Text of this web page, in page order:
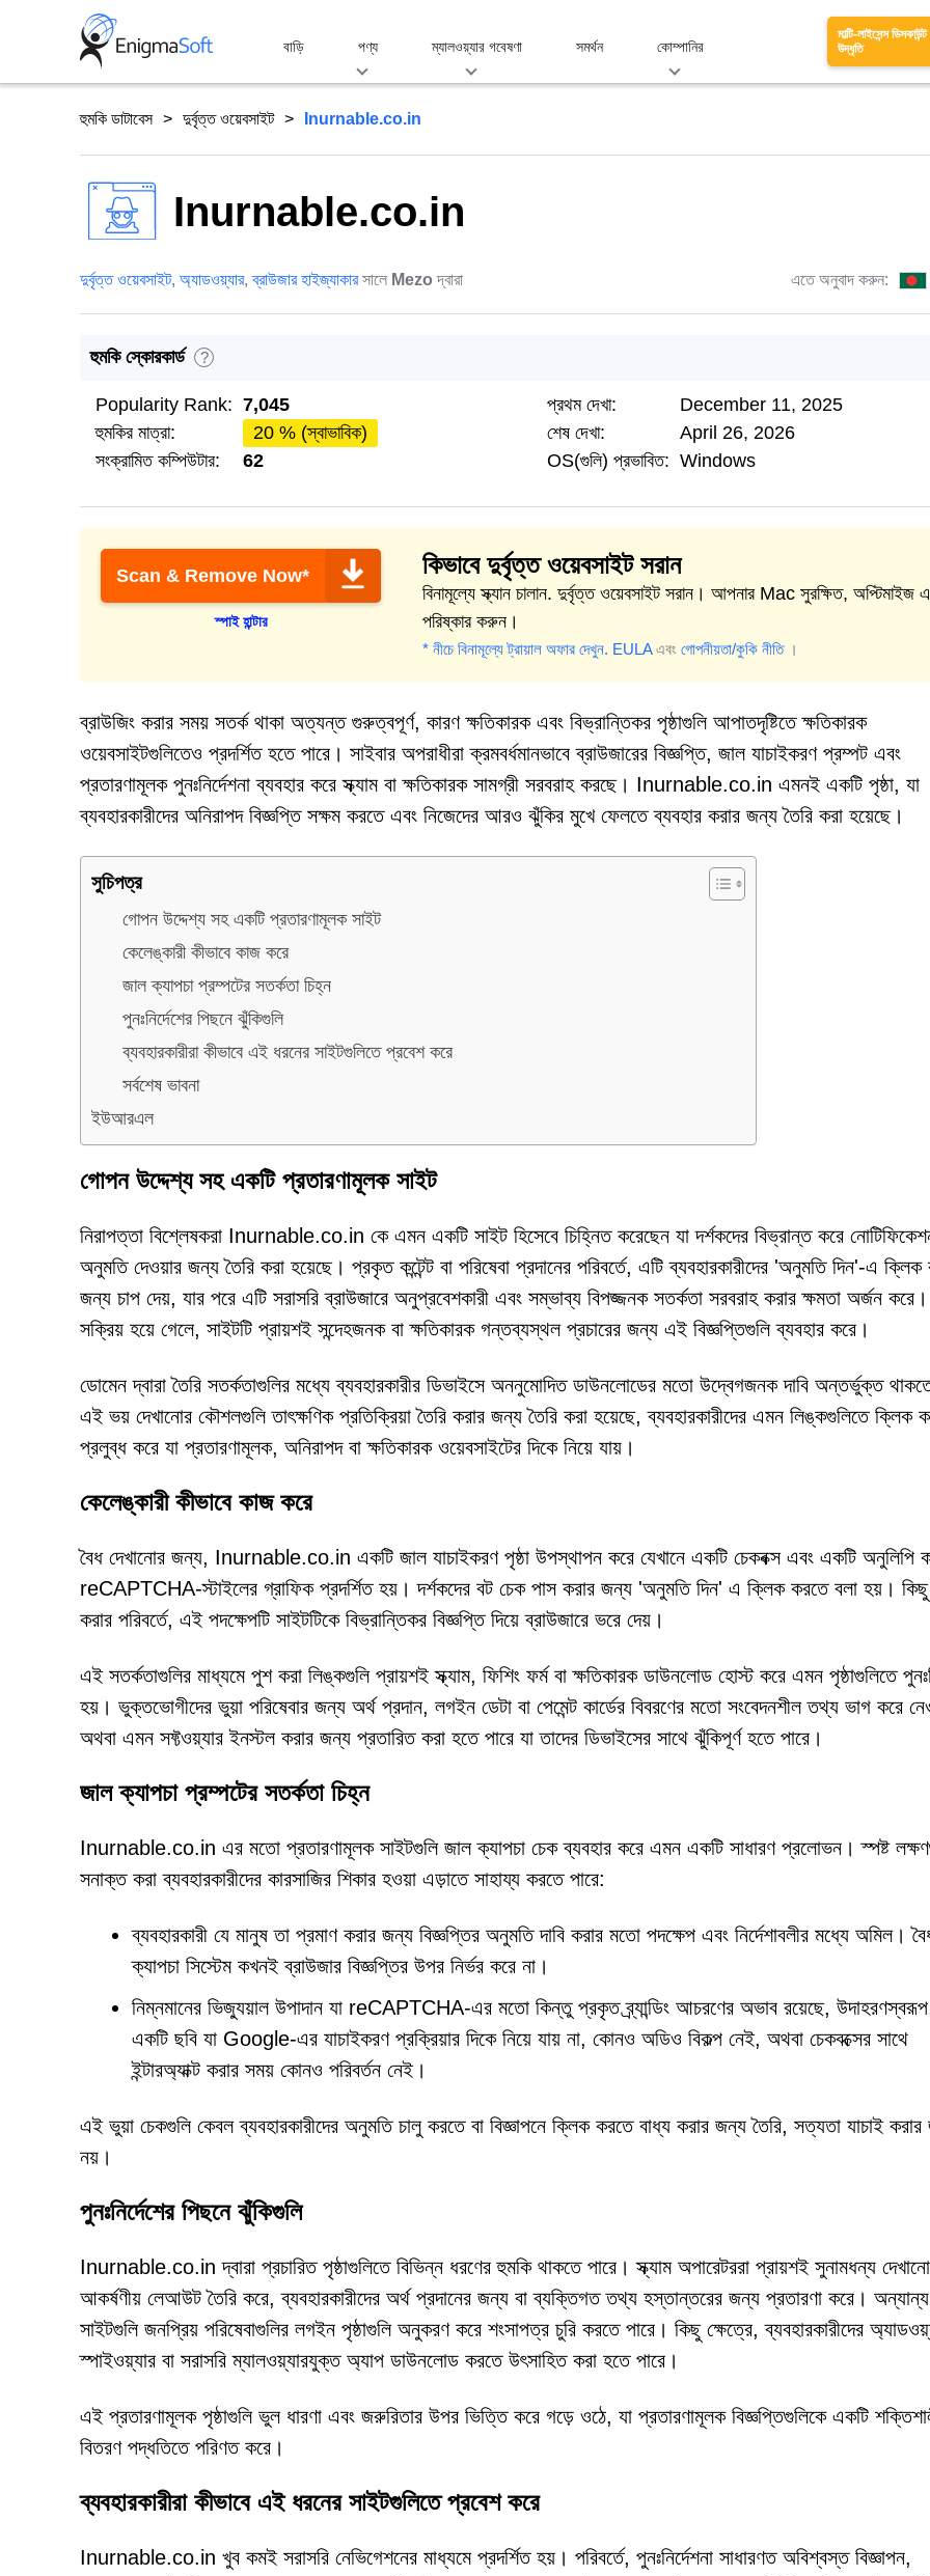
বাড়ি পণ্য ম্যালওয়্যার গবেষণা সমর্থন কোম্পানির
মাল্টি-লাইসেন্স ডিসকাউন্ট
উদ্ধৃতি
হুমকি ডাটাবেস দুর্বৃত্ত ওয়েবসাইট Inurnable.co.in
Inurnable.co.in
দুর্বৃত্ত ওয়েবসাইট, অ্যাডওয়্যার,ব্রাউজার হাইজ্যাকারসালে Mezo দ্বারা এতে অনুবাদ করুন:
হুমকি স্কোরকার্ড ?
Popularity Rank: 7,045
হুমকির মাত্রা:
20 % (স্বাভাবিক)
সংক্রামিত কম্পিউটার:
62
প্রথম দেখা:
December 11, 2025
শেষ দেখা:
April 26, 2026
OS(গুলি) প্রভাবিত: Windows
Scan & Remove Now*
স্পাই হান্টার
কিভাবে দুর্বৃত্ত ওয়েবসাইট সরান
বিনামূল্যে স্ক্যান চালান. দুর্বৃত্ত ওয়েবসাইট সরান। আপনার Mac সুরক্ষিত, অপ্টিমাইজ
পরিষ্কার করুন।
* নীচে বিনামূল্যে ট্রায়াল অফার দেখুন. EULAএবং গোপনীয়তা/কুকি নীতি।
ব্রাউজিং করার সময় সতর্ক থাকা অত্যন্ত গুরুত্বপূর্ণ, কারণ ক্ষতিকারক এবং বিভ্রান্তিকর পৃষ্ঠাগুলি আপাতদৃষ্টিতে ক্ষতিকারক
ওয়েবসাইটগুলিতেও প্রদর্শিত হতে পারে। সাইবার অপরাধীরা ক্রমবর্ধমানভাবে ব্রাউজারের বিজ্ঞপ্তি, জাল যাচাইকরণ প্রম্পট এবং
প্রতারণামূলক পুনঃনির্দেশনা ব্যবহার করে স্ক্যাম বা ক্ষতিকারক সামগ্রী সরবরাহ করছে। Inurnable.co.in এমনই একটি পৃষ্ঠা, যা
ব্যবহারকারীদের অনিরাপদ বিজ্ঞপ্তি সক্ষম করতে এবং নিজেদের আরও ঝুঁকির মুখে ফেলতে ব্যবহার করার জন্য তৈরি করা হয়েছে।
সুচিপত্র
গোপন উদ্দেশ্য সহ একটি প্রতারণামূলক সাইট
কেলেঙ্কারী কীভাবে কাজ করে
জাল ক্যাপচা প্রম্পটের সতর্কতা চিহ্ন
পুনঃনির্দেশের পিছনে ঝুঁকিগুলি
ব্যবহারকারীরা কীভাবে এই ধরনের সাইটগুলিতে প্রবেশ করে
সর্বশেষ ভাবনা
ইউআরএল
গোপন উদ্দেশ্য সহ একটি প্রতারণামূলক সাইট
নিরাপত্তা বিশ্লেষকরা Inurnable.co.in কে এমন একটি সাইট হিসেবে চিহ্নিত করেছেন যা দর্শকদের বিভ্রান্ত করে
অনুমতি দেওয়ার জন্য তৈরি করা হয়েছে। প্রকৃত কন্টেন্ট বা পরিষেবা প্রদানের পরিবর্তে, এটি ব্যবহারকারীদের 'অনুমতি দিন'-এ ক্লিক
জন্য চাপ দেয়, যার পরে এটি সরাসরি ব্রাউজারে অনুপ্রবেশকারী এবং সম্ভাব্য বিপজ্জনক সতর্কতা সরবরাহ করার ক্ষমতা অর্জন
সক্রিয় হয়ে গেলে, সাইটটি প্রায়শই সন্দেহজনক বা ক্ষতিকারক গন্তব্যস্থল প্রচারের জন্য এই বিজ্ঞপ্তিগুলি ব্যবহার করে।
ডোমেন দ্বারা তৈরি সতর্কতাগুলির মধ্যে ব্যবহারকারীর ডিভাইসে অননুমোদিত ডাউনলোডের মতো উদ্বেগজনক দাবি অন্তর্ভুক্ত
এই ভয় দেখানোর কৌশলগুলি তাৎক্ষণিক প্রতিক্রিয়া তৈরি করার জন্য তৈরি করা হয়েছে, ব্যবহারকারীদের এমন লিঙ্কগুলিতে ক্লিক
প্রলুব্ধ করে যা প্রতারণামূলক, অনিরাপদ বা ক্ষতিকারক ওয়েবসাইটের দিকে নিয়ে যায়।
কেলেঙ্কারী কীভাবে কাজ করে
বৈধ দেখানোর জন্য, Inurnable.co.in একটি জাল যাচাইকরণ পৃষ্ঠা উপস্থাপন করে যেখানে একটি চেকবক্স এবং একটি অনুলিপি
reCAPTCHA-স্টাইলের গ্রাফিক প্রদর্শিত হয়। দর্শকদের বট চেক পাস করার জন্য 'অনুমতি দিন' এ ক্লিক করতে বলা হয়। কিছু
করার পরিবর্তে, এই পদক্ষেপটি সাইটটিকে বিভ্রান্তিকর বিজ্ঞপ্তি দিয়ে ব্রাউজারে ভরে দেয়।
এই সতর্কতাগুলির মাধ্যমে পুশ করা লিঙ্কগুলি প্রায়শই স্ক্যাম, ফিশিং ফর্ম বা ক্ষতিকারক ডাউনলোড হোস্ট করে এমন পৃষ্ঠাগুলিতে
হয়। ভুক্তভোগীদের ভুয়া পরিষেবার জন্য অর্থ প্রদান, লগইন ডেটা বা পেমেন্ট কার্ডের বিবরণের মতো সংবেদনশীল তথ্য ভাগ করে
অথবা এমন সফ্টওয়্যার ইনস্টল করার জন্য প্রতারিত করা হতে পারে যা তাদের ডিভাইসের সাথে ঝুঁকিপূর্ণ হতে পারে।
জাল ক্যাপচা প্রম্পটের সতর্কতা চিহ্ন
Inurnable.co.in এর মতো প্রতারণামূলক সাইটগুলি জাল ক্যাপচা চেক ব্যবহার করে এমন একটি সাধারণ প্রলোভন। স্পষ্ট
সনাক্ত করা ব্যবহারকারীদের কারসাজির শিকার হওয়া এড়াতে সাহায্য করতে পারে:
ব্যবহারকারী যে মানুষ তা প্রমাণ করার জন্য বিজ্ঞপ্তির অনুমতি দাবি করার মতো পদক্ষেপ এবং নির্দেশাবলীর মধ্যে অমিল।
ক্যাপচা সিস্টেম কখনই ব্রাউজার বিজ্ঞপ্তির উপর নির্ভর করে না।
নিম্নমানের ভিজ্যুয়াল উপাদান যা reCAPTCHA-এর মতো কিন্তু প্রকৃত ব্র্যান্ডিং আচরণের অভাব রয়েছে,
একটি ছবি যা Google-এর যাচাইকরণ প্রক্রিয়ার দিকে নিয়ে যায় না, কোনও অডিও বিকল্প নেই, অথবা চেকবক্সের সাথে
ইন্টারঅ্যাক্ট করার সময় কোনও পরিবর্তন নেই।
এই ভুয়া চেকগুলি কেবল ব্যবহারকারীদের অনুমতি চালু করতে বা বিজ্ঞাপনে ক্লিক করতে বাধ্য করার জন্য তৈরি, সত্যতা যাচাই
নয়।
পুনঃনির্দেশের পিছনে ঝুঁকিগুলি
Inurnable.co.in দ্বারা প্রচারিত পৃষ্ঠাগুলিতে বিভিন্ন ধরণের হুমকি থাকতে পারে। স্ক্যাম অপারেটররা প্রায়শই সুনামধন্য
আকর্ষণীয় লেআউট তৈরি করে, ব্যবহারকারীদের অর্থ প্রদানের জন্য বা ব্যক্তিগত তথ্য হস্তান্তরের জন্য প্রতারণা করে। অন্যান্য
সাইটগুলি জনপ্রিয় পরিষেবাগুলির লগইন পৃষ্ঠাগুলি অনুকরণ করে শংসাপত্র চুরি করতে পারে। কিছু ক্ষেত্রে, ব্যবহারকারীদের
স্পাইওয়্যার বা সরাসরি ম্যালওয়্যারযুক্ত অ্যাপ ডাউনলোড করতে উৎসাহিত করা হতে পারে।
এই প্রতারণামূলক পৃষ্ঠাগুলি ভুল ধারণা এবং জরুরিতার উপর ভিত্তি করে গড়ে ওঠে, যা প্রতারণামূলক বিজ্ঞপ্তিগুলিকে একটি
বিতরণ পদ্ধতিতে পরিণত করে।
ব্যবহারকারীরা কীভাবে এই ধরনের সাইটগুলিতে প্রবেশ করে
Inurnable.co.in খুব কমই সরাসরি নেভিগেশনের মাধ্যমে প্রদর্শিত হয়। পরিবর্তে, পুনঃনির্দেশনা সাধারণত অবিশ্বস্ত বিজ্ঞাপন,